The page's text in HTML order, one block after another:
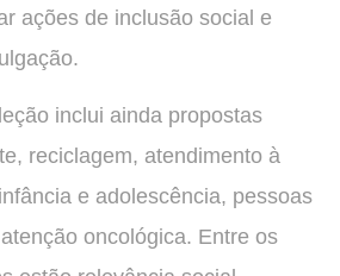
ações de inclusão social e
inclui ainda propostas
reciclagem, atendimento à
e adolescência, pessoas
oncológica. Entre os